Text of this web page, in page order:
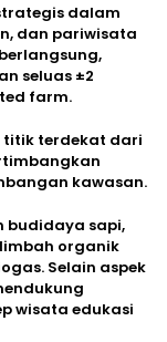
dalam
dan pariwisata
seluas ±2
farm.
titik terdekat dari
kawasan.
budidaya sapi,
organik
Selain aspek
wisata edukasi